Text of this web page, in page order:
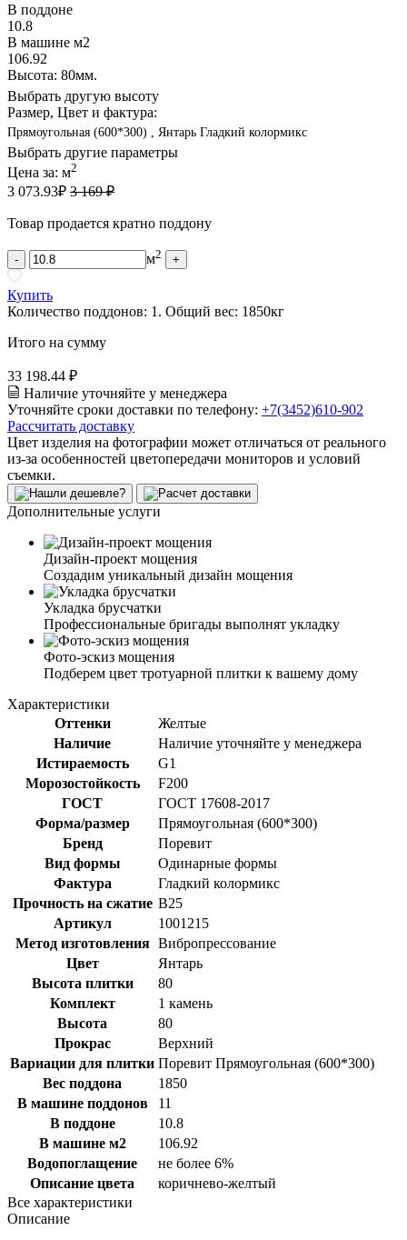
В поддоне
10.8
В машине м2
106.92
Высота: 80мм.
Выбрать другую высоту
Размер, Цвет и фактура:
Прямоугольная (600*300) , Янтарь Гладкий колормикс
Выбрать другие параметры
Цена за: м2
3 073.93₽ 3 169 ₽
Товар продается кратно поддону
- м2 +
Купить
Количество поддонов: 1 . Общий вес: 1850кг
Итого на сумму
33 198.44 ₽
Наличие уточняйте у менеджера
Уточняйте сроки доставки по телефону: +7(3452)610-902
Рассчитать доставку
Цвет изделия на фотографии может отличаться от реального
из-за особенностей цветопередачи мониторов и условий
съемки.
Дополнительные услуги
Дизайн-проект мощения
Создадим уникальный дизайн мощения
Укладка брусчатки
Профессиональные бригады выполнят укладку
Фото-эскиз мощения
Подберем цвет тротуарной плитки к вашему дому
Характеристики
Оттенки
Желтые
Наличие
Наличие уточняйте у менеджера
Истираемость
G1
Морозостойкость
F200
ГОСТ
ГОСТ 17608-2017
Форма/размер
Прямоугольная (600*300)
Бренд
Поревит
Вид формы
Одинарные формы
Фактура
Гладкий колормикс
Прочность на сжатие B25
Артикул
1001215
Метод изготовления Вибропрессование
Цвет
Янтарь
Высота плитки
80
Комплект
1 камень
Высота
80
Прокрас
Верхний
Вариации для плитки Поревит Прямоугольная (600*300)
Вес поддона
1850
В машине поддонов
11
В поддоне
10.8
В машине м2
106.92
Водопоглащение
не более 6%
Описание цвета
коричнево-желтый
Все характеристики
Описание